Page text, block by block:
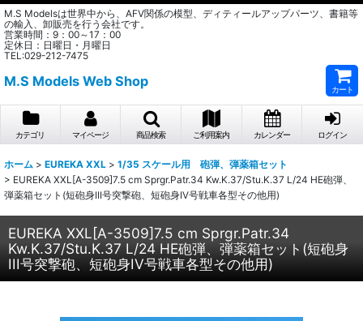
M.S Modelsは世界中から、AFV関係の模型、ディティールアップパーツ、書籍等
の輸入、卸販売を行う会社です。
営業時間：9：00～17：00
定休日：日曜日・月曜日
TEL:029-212-7475
M.S Models Web Shop
カート
カテゴリ マイページ 商品検索 ご利用案内 カレンダー ログイン
ホーム > EUREKA XXL > 1/35 スケール用 砲弾、弾薬箱セット
> EUREKA XXL[A-3509]7.5 cm Sprgr.Patr.34 Kw.K.37/Stu.K.37 L/24 HE砲弾、
弾薬箱セット(短砲身III号突撃砲、短砲身IV号戦車各型その他用)
EUREKA XXL[A-3509]7.5 cm Sprgr.Patr.34
Kw.K.37/Stu.K.37 L/24 HE砲弾、弾薬箱セット(短砲身
III号突撃砲、短砲身IV号戦車各型その他用)